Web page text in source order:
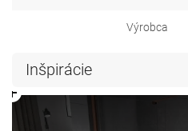
Výrobca
Inšpirácie